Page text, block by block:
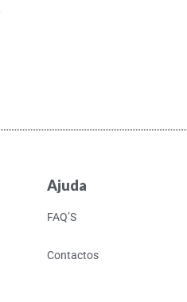
Ajuda
FAQ’S
Contactos